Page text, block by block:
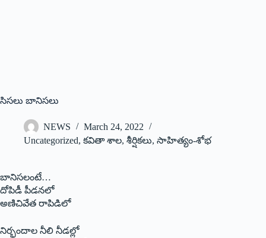
సిసలు బానిసలు
NEWS
March 24, 2022
Uncategorized, కవితా శాల, శీర్షికలు, సాహిత్యం-శోభ
బానిసలంటే…
దోపిడీ పీడనలో
అణిచివేత రాపిడిలో
నిర్భందాల నీలి నీడల్లో